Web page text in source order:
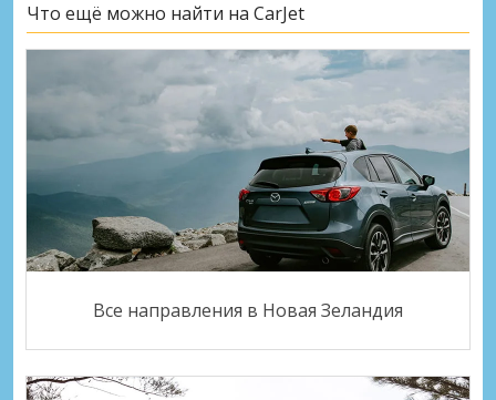
Что ещё можно найти на CarJet
Все направления в Новая Зеландия